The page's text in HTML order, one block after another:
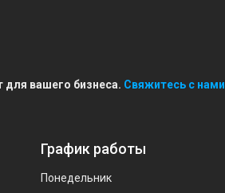
вашего бизнеса. Свяжитесь с нами
График работы
Понедельник